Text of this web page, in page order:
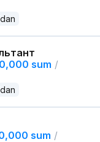
sum /
sum /